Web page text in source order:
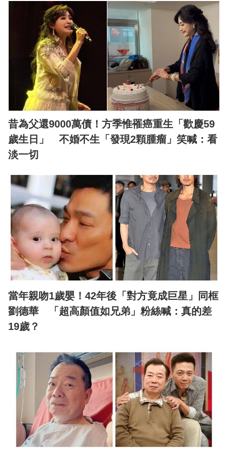
昔為父還9000萬債！方季惟罹癌重生「歡慶59
歲生日」 不婚不生「發現2顆腫瘤」笑喊：看
淡一切
當年親吻1歲嬰！42年後「對方竟成巨星」同框
劉德華 「超高顏值如兄弟」粉絲喊：真的差
19歲？